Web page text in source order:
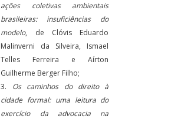
ações coletivas ambientais
brasileiras: insuficiências do
modelo, de Clóvis Eduardo
Malinverni da Silveira, Ismael
Telles Ferreira e Aírton
Guilherme Berger Filho;
3. Os caminhos do direito à
cidade formal: uma leitura do
exercício da advocacia na